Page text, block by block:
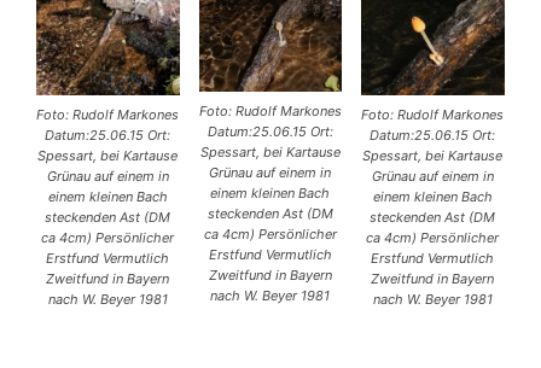
Foto: Rudolf Markones
Datum:25.06.15 Ort:
Spessart, bei Kartause
Grünau auf einem in
einem kleinen Bach
steckenden Ast (DM
ca 4cm) Persönlicher
Erstfund Vermutlich
Zweitfund in Bayern
nach W. Beyer 1981
Foto: Rudolf Markones
Datum:25.06.15 Ort:
Spessart, bei Kartause
Grünau auf einem in
einem kleinen Bach
steckenden Ast (DM
ca 4cm) Persönlicher
Erstfund Vermutlich
Zweitfund in Bayern
nach W. Beyer 1981
Foto: Rudolf Markones
Datum:25.06.15 Ort:
Spessart, bei Kartause
Grünau auf einem in
einem kleinen Bach
steckenden Ast (DM
ca 4cm) Persönlicher
Erstfund Vermutlich
Zweitfund in Bayern
nach W. Beyer 1981